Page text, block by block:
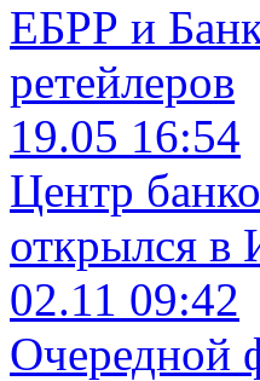
ЕБРР и
ретейлеров
19.05 16:54
Центр
открылся в
02.11 09:42
Очередной